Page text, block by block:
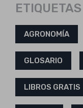
ETIQUETAS
AGRONOMÍA
GLOSARIO
LIBROS GRATIS